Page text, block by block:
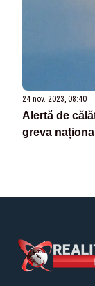
24 nov. 2023, 08:40
Alertă de
greva